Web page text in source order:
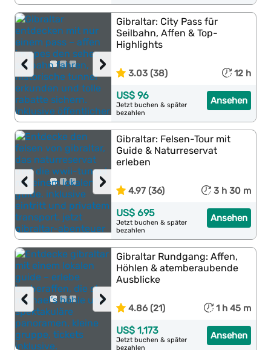
›
‹
Gibraltar: City Pass für
Seilbahn, Affen & Top-
Highlights
3.03 (38) 12 h
Ansehen
US$ 96
Jetzt buchen & später
bezahlen
›
‹
Gibraltar: Felsen-Tour mit
Guide & Naturreservat
erleben
4.97 (36) 3 h 30 m
Ansehen
US$ 695
Jetzt buchen & später
bezahlen
›
‹
Gibraltar Rundgang: Affen,
Höhlen & atemberaubende
Ausblicke
4.86 (21) 1 h 45 m
Ansehen
US$ 1,173
Jetzt buchen & später
bezahlen